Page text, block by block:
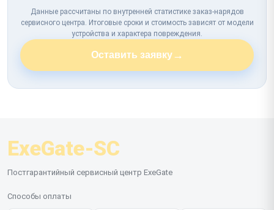
Данные рассчитаны по внутренней статистике заказ-нарядов
сервисного центра. Итоговые сроки и стоимость зависят от модели
устройства и характера повреждения.
Оставить заявку→
ExeGate-SC
Постгарантийный сервисный центр ExeGate
Способы оплаты